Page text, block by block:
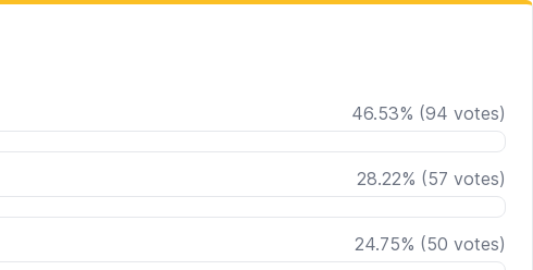
46.53% (94 votes)
28.22% (57 votes)
24.75% (50 votes)